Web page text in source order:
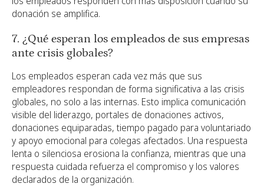
donación se amplifica.
7. ¿Qué esperan los empleados de sus empresas
ante crisis globales?
Los empleados esperan cada vez más que sus
empleadores respondan de forma significativa a las crisis
globales, no solo a las internas. Esto implica comunicación
visible del liderazgo, portales de donaciones activos,
donaciones equiparadas, tiempo pagado para voluntariado
y apoyo emocional para colegas afectados. Una respuesta
lenta o silenciosa erosiona la confianza, mientras que una
respuesta cuidada refuerza el compromiso y los valores
declarados de la organización.